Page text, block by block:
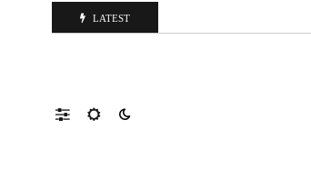
LATEST